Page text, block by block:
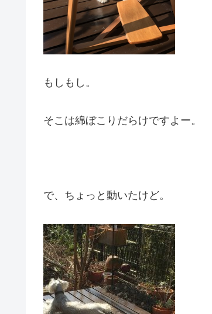
もしもし。
そこは綿ぼこりだらけですよー。
で、ちょっと動いたけど。